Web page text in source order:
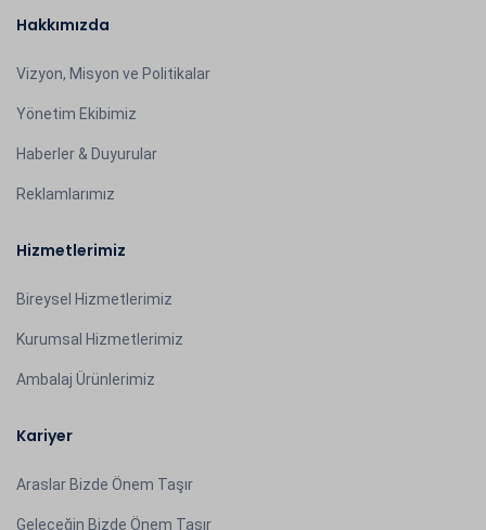
Hakkımızda
Vizyon, Misyon ve Politikalar
Yönetim Ekibimiz
Haberler & Duyurular
Reklamlarımız
Hizmetlerimiz
Bireysel Hizmetlerimiz
Kurumsal Hizmetlerimiz
Ambalaj Ürünlerimiz
Kariyer
Araslar Bizde Önem Taşır
Geleceğin Bizde Önem Taşır